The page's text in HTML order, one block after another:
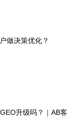
做决策优化？
升级吗？｜AB客